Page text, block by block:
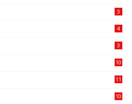
3
4
3
10
11
10